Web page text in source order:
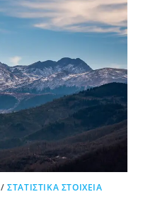
/ΣΤΑΤΙΣΤΙΚΆ ΣΤΟΙΧΕΊΑ